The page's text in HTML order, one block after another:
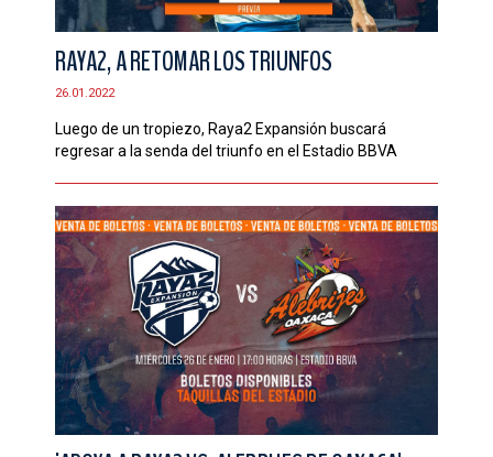
RAYA2, A RETOMAR LOS TRIUNFOS
26.01.2022
Luego de un tropiezo, Raya2 Expansión buscará
regresar a la senda del triunfo en el Estadio BBVA